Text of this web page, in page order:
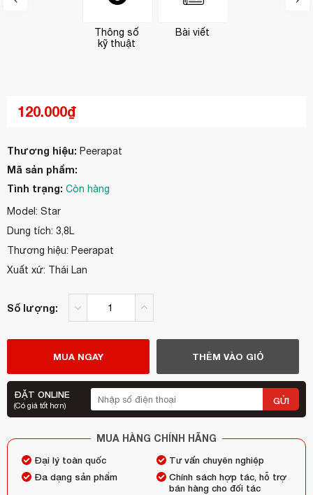
Thông số
kỹ thuật
Bài viết
120.000₫
Thương hiệu: Peerapat
Mã sản phẩm:
Tình trạng: Còn hàng
Model: Star
Dung tích: 3,8L
Thương hiệu: Peerapat
Xuất xứ: Thái Lan
Số lượng:
MUA NGAY THÊM VÀO GIỎ
ĐẶT ONLINE
(Có giá tốt hơn) GỬI
MUA HÀNG CHÍNH HÃNG
Đại lý toàn quốc
Tư vấn chuyên nghiệp
Đa dạng sản phẩm
Chính sách hợp tác, hỗ trợ
bán hàng cho đối tác